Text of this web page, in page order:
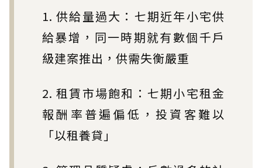
1. 供給量過大：七期近年小宅供
給暴增，同一時期就有數個千戶
級建案推出，供需失衡嚴重
2. 租賃市場飽和：七期小宅租金
報酬率普遍偏低，投資客難以
「以租養貸」